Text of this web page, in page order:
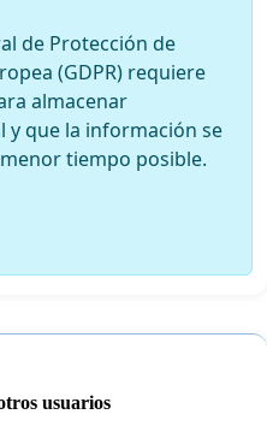
de Protección de
(GDPR) requiere
almacenar
que la información se
tiempo posible.
usuarios